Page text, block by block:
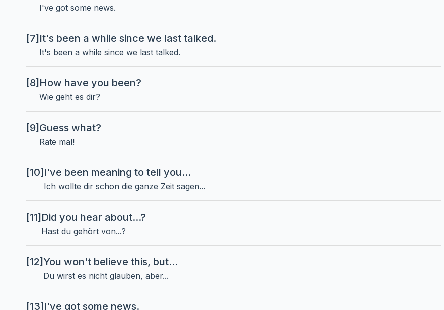
I've got some news.
[7] It's been a while since we last talked.
It's been a while since we last talked.
[8] How have you been?
Wie geht es dir?
[9] Guess what?
Rate mal!
[10] I've been meaning to tell you...
Ich wollte dir schon die ganze Zeit sagen...
[11] Did you hear about...?
Hast du gehört von...?
[12] You won't believe this, but...
Du wirst es nicht glauben, aber...
[13] I've got some news.